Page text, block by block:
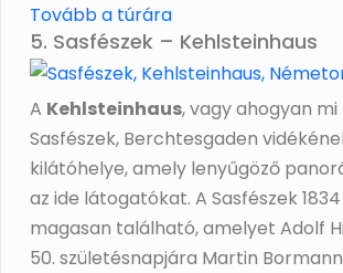
Tovább a túrára
5. Sasfészek – Kehlsteinhaus
A Kehlsteinhaus, vagy ahogyan mi
Sasfészek, Berchtesgaden
kilátóhelye, amely lenyűgöző
az ide látogatókat. A Sasfészek
magasan található, amelyet Adolf
50. születésnapjára Martin